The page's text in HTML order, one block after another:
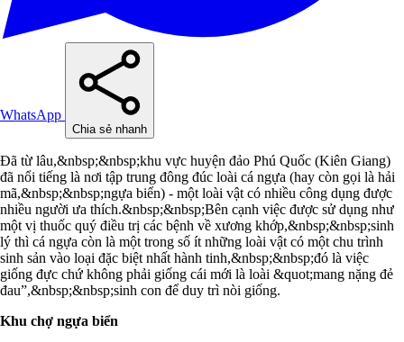
WhatsApp
Chia sẻ nhanh
Đã từ lâu,&nbsp;&nbsp;khu vực huyện đảo Phú Quốc (Kiên Giang)
đã nổi tiếng là nơi tập trung đông đúc loài cá ngựa (hay còn gọi là hải
mã,&nbsp;&nbsp;ngựa biển) - một loài vật có nhiều công dụng được
nhiều người ưa thích.&nbsp;&nbsp;Bên cạnh việc được sử dụng như
một vị thuốc quý điều trị các bệnh về xương khớp,&nbsp;&nbsp;sinh
lý thì cá ngựa còn là một trong số ít những loài vật có một chu trình
sinh sản vào loại đặc biệt nhất hành tinh,&nbsp;&nbsp;đó là việc
giống đực chứ không phải giống cái mới là loài &quot;mang nặng đẻ
đau”,&nbsp;&nbsp;sinh con để duy trì nòi giống.
Khu chợ ngựa biển